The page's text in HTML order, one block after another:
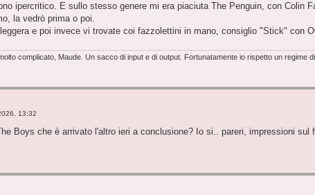
ipercritico. E sullo stesso genere mi era piaciuta The Penguin, con Colin
la vedrò prima o poi.
e poi invece vi trovate coi fazzolettini in mano, consiglio "Stick" con
complicato, Maude. Un sacco di input e di output. Fortunatamente io rispetto un regime
13:32
Boys che è arrivato l'altro ieri a conclusione? Io si.. pareri, impressioni sul